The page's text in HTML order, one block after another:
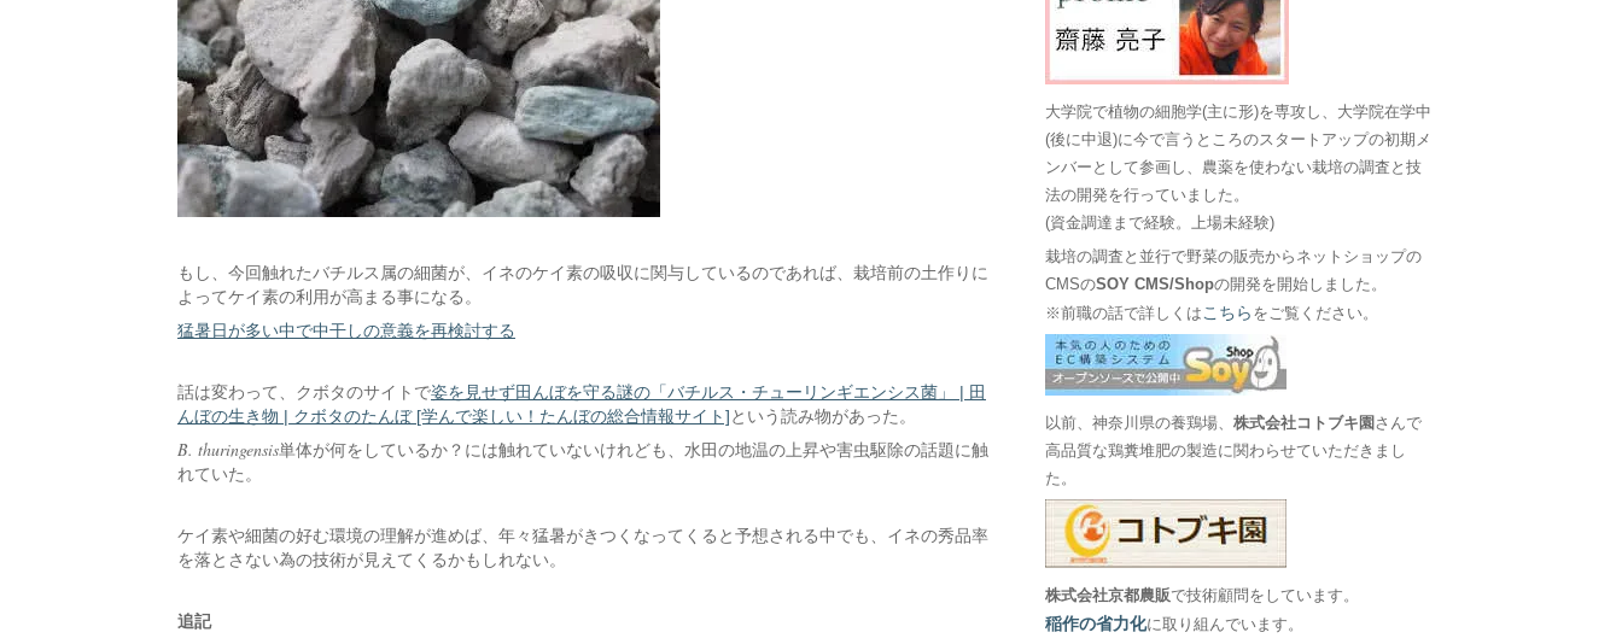
もし、今回触れたバチルス属の細菌が、イネのケイ素の吸収に関与しているのであれば、栽培前の土作りに
よってケイ素の利用が高まる事になる。
猛暑日が多い中で中干しの意義を再検討する
話は変わって、クボタのサイトで姿を見せず田んぼを守る謎の「バチルス・チューリンギエンシス菌」 | 田
んぼの生き物 | クボタのたんぼ [学んで楽しい！たんぼの総合情報サイト]という読み物があった。
B. thuringensis単体が何をしているか？には触れていないけれども、水田の地温の上昇や害虫駆除の話題に触
れていた。
ケイ素や細菌の好む環境の理解が進めば、年々猛暑がきつくなってくると予想される中でも、イネの秀品率
を落とさない為の技術が見えてくるかもしれない。
追記
大学院で植物の細胞学(主に形)を専攻し、大学院在学中
(後に中退)に今で言うところのスタートアップの初期メ
ンバーとして参画し、農薬を使わない栽培の調査と技
法の開発を行っていました。
(資金調達まで経験。上場未経験)
栽培の調査と並行で野菜の販売からネットショップの
CMSのSOY CMS/Shopの開発を開始しました。
※前職の話で詳しくは こちら をご覧ください。
以前、神奈川県の養鶏場、株式会社コトブキ園 さんで
高品質な鶏糞堆肥の製造に関わらせていただきまし
た。
株式会社京都農販で技術顧問をしています。
稲作の省力化に取り組んでいます。